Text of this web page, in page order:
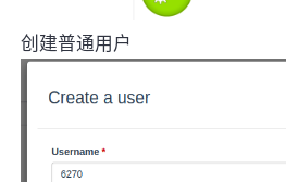
创建普通用户